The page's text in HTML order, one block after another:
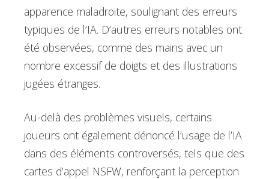
apparence maladroite, soulignant des erreurs
typiques de l’IA. D’autres erreurs notables ont
été observées, comme des mains avec un
nombre excessif de doigts et des illustrations
jugées étranges.
Au-delà des problèmes visuels, certains
joueurs ont également dénoncé l’usage de l’IA
dans des éléments controversés, tels que des
cartes d’appel NSFW, renforçant la perception